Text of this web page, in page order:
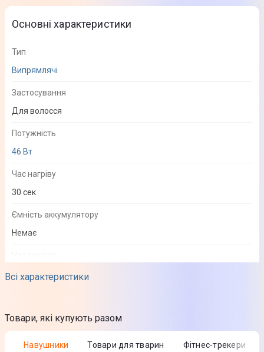
Всі характеристики
Основні характеристики
Тип
Випрямлячі
Застосування
Для волосся
Потужність
46 Вт
Час нагріву
30 сек
Ємність аккумулятору
Немає
Робота від мережі
Робота від мережі
Товари, які купують разом
Навушники Товари для тварин Фітнес-трекери